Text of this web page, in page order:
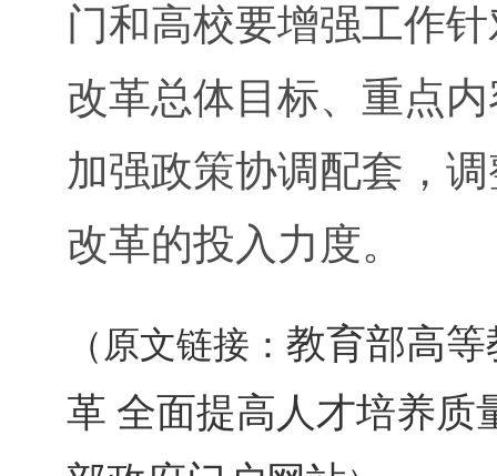
门和高校要增强工作
改革总体目标、重点
加强政策协调配套，
改革的投入力度。
（原文链接： 教育部高
革 全面提高人才培养质